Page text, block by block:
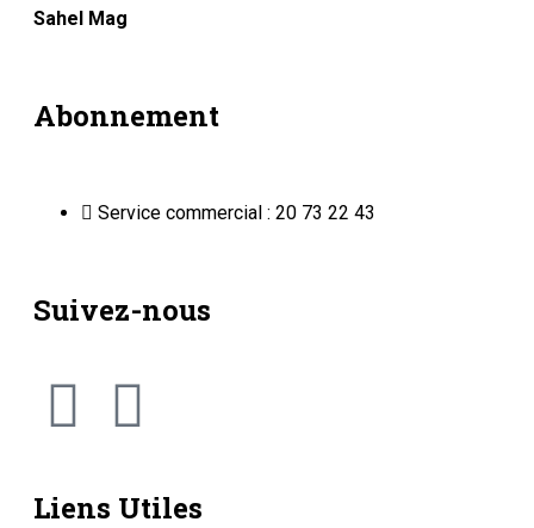
Sahel Mag
Abonnement
Service commercial : 20 73 22 43
Suivez-nous
Liens Utiles